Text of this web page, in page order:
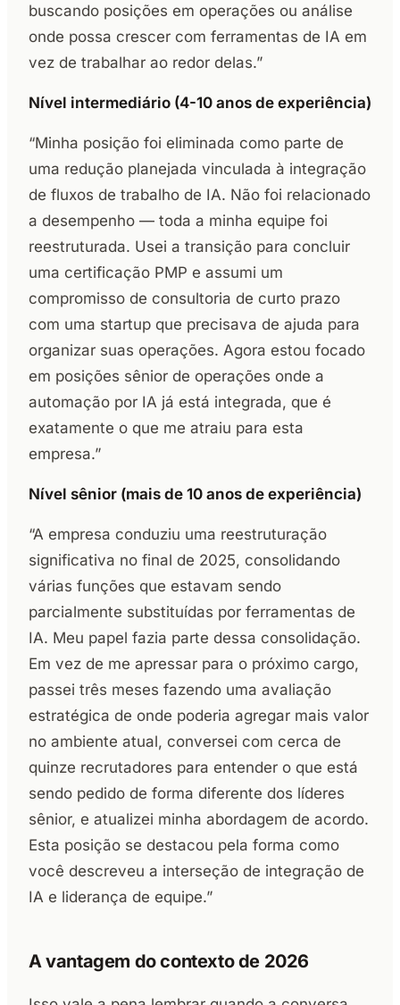
buscando posições em operações ou análise
onde possa crescer com ferramentas de IA em
vez de trabalhar ao redor delas.”
Nível intermediário (4-10 anos de experiência)
“Minha posição foi eliminada como parte de
uma redução planejada vinculada à integração
de fluxos de trabalho de IA. Não foi relacionado
a desempenho — toda a minha equipe foi
reestruturada. Usei a transição para concluir
uma certificação PMP e assumi um
compromisso de consultoria de curto prazo
com uma startup que precisava de ajuda para
organizar suas operações. Agora estou focado
em posições sênior de operações onde a
automação por IA já está integrada, que é
exatamente o que me atraiu para esta
empresa.”
Nível sênior (mais de 10 anos de experiência)
“A empresa conduziu uma reestruturação
significativa no final de 2025, consolidando
várias funções que estavam sendo
parcialmente substituídas por ferramentas de
IA. Meu papel fazia parte dessa consolidação.
Em vez de me apressar para o próximo cargo,
passei três meses fazendo uma avaliação
estratégica de onde poderia agregar mais valor
no ambiente atual, conversei com cerca de
quinze recrutadores para entender o que está
sendo pedido de forma diferente dos líderes
sênior, e atualizei minha abordagem de acordo.
Esta posição se destacou pela forma como
você descreveu a interseção de integração de
IA e liderança de equipe.”
A vantagem do contexto de 2026